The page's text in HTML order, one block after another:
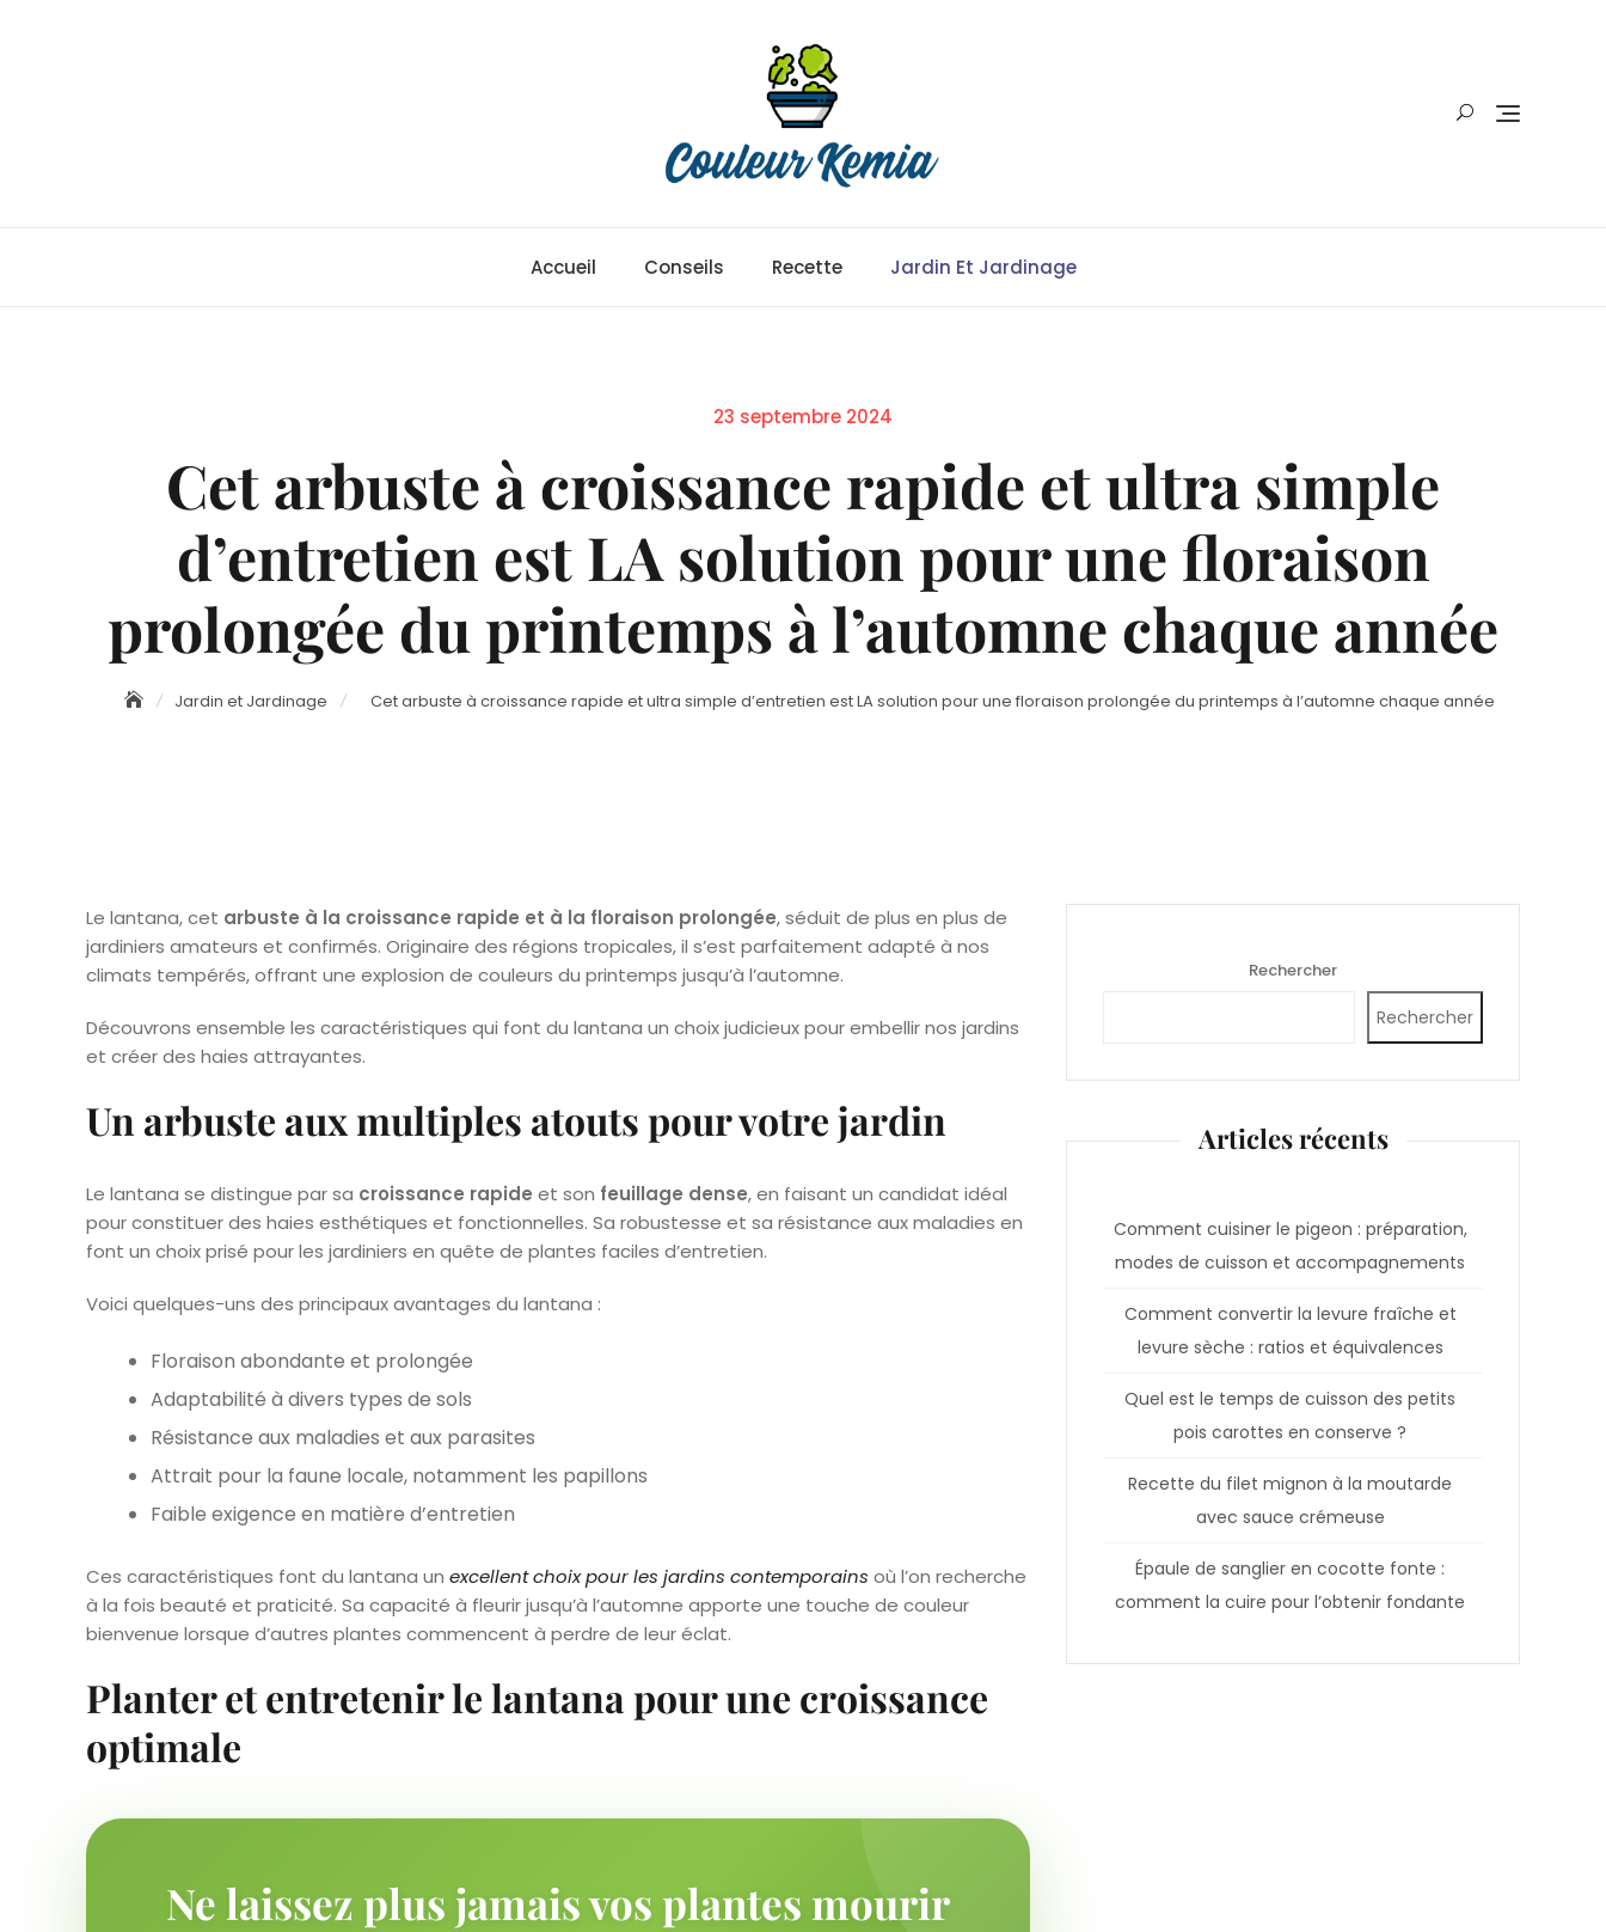
Accueil Conseils Recette Jardin Et Jardinage
Posted
23 septembre 2024
Cet arbuste à croissance rapide et ultra simple
d’entretien est LA solution pour une floraison
prolongée du printemps à l’automne chaque année
Jardin et Jardinage Cet arbuste à croissance rapide et ultra simple d’entretien est LA solution pour une floraison prolongée du printemps à l’automne chaque année
Le lantana, cet arbuste à la croissance rapide et à la floraison prolongée, séduit de plus en plus de
jardiniers amateurs et confirmés. Originaire des régions tropicales, il s’est parfaitement adapté à nos
climats tempérés, offrant une explosion de couleurs du printemps jusqu’à l’automne.
Découvrons ensemble les caractéristiques qui font du lantana un choix judicieux pour embellir nos jardins
et créer des haies attrayantes.
Un arbuste aux multiples atouts pour votre jardin
Le lantana se distingue par sa croissance rapide et son feuillage dense, en faisant un candidat idéal
pour constituer des haies esthétiques et fonctionnelles. Sa robustesse et sa résistance aux maladies en
font un choix prisé pour les jardiniers en quête de plantes faciles d’entretien.
Voici quelques-uns des principaux avantages du lantana :
Floraison abondante et prolongée
Adaptabilité à divers types de sols
Résistance aux maladies et aux parasites
Attrait pour la faune locale, notamment les papillons
Faible exigence en matière d’entretien
Ces caractéristiques font du lantana un excellent choix pour les jardins contemporains où l’on recherche
à la fois beauté et praticité. Sa capacité à fleurir jusqu’à l’automne apporte une touche de couleur
bienvenue lorsque d’autres plantes commencent à perdre de leur éclat.
Planter et entretenir le lantana pour une croissance
optimale
Ne laissez plus jamais vos plantes mourir
Rechercher
Rechercher
Articles récents
Comment cuisiner le pigeon : préparation,
modes de cuisson et accompagnements
Comment convertir la levure fraîche et
levure sèche : ratios et équivalences
Quel est le temps de cuisson des petits
pois carottes en conserve ?
Recette du filet mignon à la moutarde
avec sauce crémeuse
Épaule de sanglier en cocotte fonte :
comment la cuire pour l’obtenir fondante